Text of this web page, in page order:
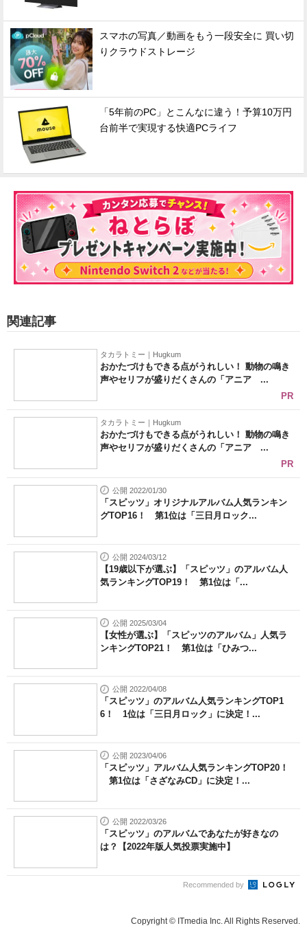
スマホの写真／動画をもう一段安全に 買い切
りクラウドストレージ
「5年前のPC」とこんなに違う！予算10万円
台前半で実現する快適PCライフ
関連記事
タカラトミー｜Hugkum
おかたづけもできる点がうれしい！ 動物の鳴き
声やセリフが盛りだくさんの「アニア ...
PR
タカラトミー｜Hugkum
おかたづけもできる点がうれしい！ 動物の鳴き
声やセリフが盛りだくさんの「アニア ...
PR
公開 2022/01/30
「スピッツ」オリジナルアルバム人気ランキン
グTOP16！ 第1位は「三日月ロック...
公開 2024/03/12
【19歳以下が選ぶ】「スピッツ」のアルバム人
気ランキングTOP19！ 第1位は「...
公開 2025/03/04
【女性が選ぶ】「スピッツのアルバム」人気ラ
ンキングTOP21！ 第1位は「ひみつ...
公開 2022/04/08
「スピッツ」のアルバム人気ランキングTOP1
6！ 1位は「三日月ロック」に決定！...
公開 2023/04/06
「スピッツ」アルバム人気ランキングTOP20！
第1位は「さざなみCD」に決定！...
公開 2022/03/26
「スピッツ」のアルバムであなたが好きなの
は？【2022年版人気投票実施中】
Recommended by
Copyright © ITmedia Inc. All Rights Reserved.